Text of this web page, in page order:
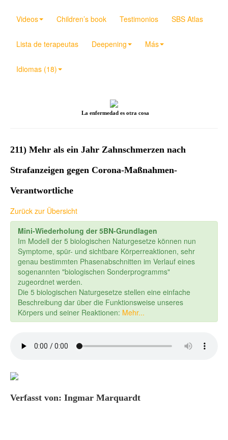
Videos Children’s book Testimonios SBS Atlas
Lista de terapeutas Deepening Más
Idiomas (18)
La enfermedad es otra cosa
211) Mehr als ein Jahr Zahnschmerzen nach
Strafanzeigen gegen Corona-Maßnahmen-
Verantwortliche
Zurück zur Übersicht
Mini-Wiederholung der 5BN-Grundlagen
Im Modell der 5 biologischen Naturgesetze können nun
Symptome, spür- und sichtbare Körperreaktionen, sehr
genau bestimmten Phasenabschnitten im Verlauf eines
sogenannten "biologischen Sonderprogramms"
zugeordnet werden.
Die 5 biologischen Naturgesetze stellen eine einfache
Beschreibung dar über die Funktionsweise unseres
Körpers und seiner Reaktionen: Mehr...
Verfasst von: Ingmar Marquardt